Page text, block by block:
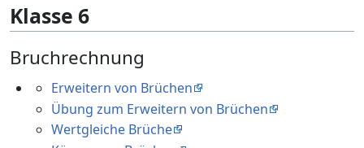
Klasse 6
Bruchrechnung
Erweitern von Brüchen
Übung zum Erweitern von Brüchen
Wertgleiche Brüche